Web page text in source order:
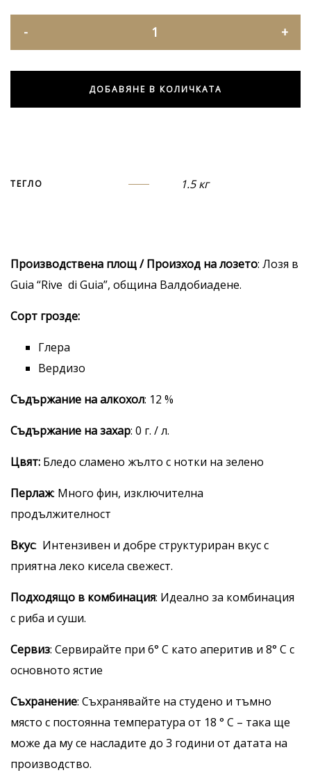
ДОБАВЯНЕ В КОЛИЧКАТА
ТЕГЛО 1.5 кг
Производствена площ / Произход на лозето: Лозя в
Guia “Rive di Guia”, община Валдобиадене.
Сорт грозде:
Глера
Вердизо
Съдържание на алкохол: 12 %
Съдържание на захар: 0 г. / л.
Цвят: Бледо сламено жълто с нотки на зелено
Перлаж: Много фин, изключителна
продължителност
Вкус: Интензивен и добре структуриран вкус с
приятна леко кисела свежест.
Подходящо в комбинация: Идеално за комбинация
с риба и суши.
Сервиз: Сервирайте при 6° C като аперитив и 8° C с
основното ястие
Съхранение: Съхранявайте на студено и тъмно
място с постоянна температура от 18 ° C – така ще
може да му се насладите до 3 години от датата на
производство.